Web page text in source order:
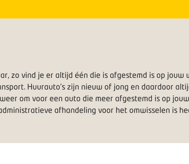
zo vind je er altijd één die is afgestemd is op jouw
Huurauto’s zijn nieuw of jong en daardoor
om voor een auto die meer afgestemd is op
afhandeling voor het omwisselen is